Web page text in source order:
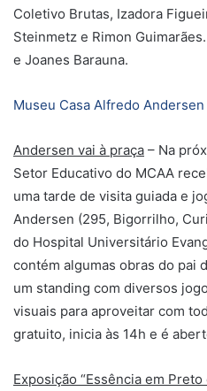
Coletivo Brutas, Izadora
Steinmetz e Rimon
e Joanes Barauna.
Museu Casa Alfredo Andersen
Andersen vai à praça – Na
Setor Educativo do MCAA
uma tarde de visita guiada e
Andersen (295, Bigorrilho,
do Hospital Universitário
contém algumas obras do pai
um standing com diversos
visuais para aproveitar com
gratuito, inicia às 14h e é
Exposição “Essência em Preto